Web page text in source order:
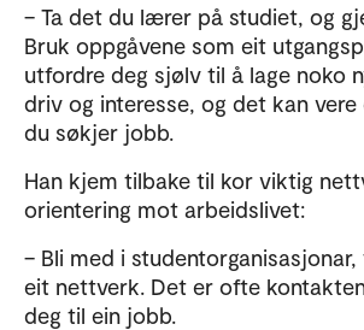
– Ta det du lærer på studiet, og
Bruk oppgåvene som eit
utfordre deg sjølv til å lage noko
driv og interesse, og det kan
du søkjer jobb.
Han kjem tilbake til kor viktig
orientering mot arbeidslivet:
– Bli med i
eit nettverk. Det er ofte
deg til ein jobb.